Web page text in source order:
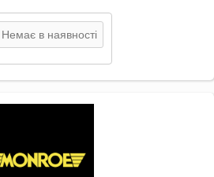
Немає в наявності